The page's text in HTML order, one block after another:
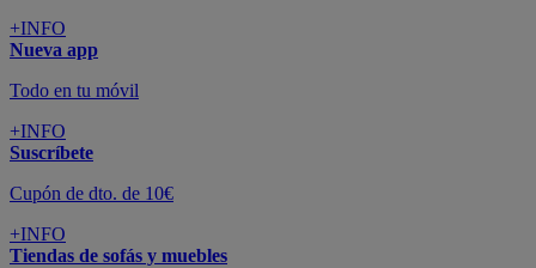
+INFO
Nueva app
Todo en tu móvil
+INFO
Suscríbete
Cupón de dto. de 10€
+INFO
Tiendas de sofás y muebles